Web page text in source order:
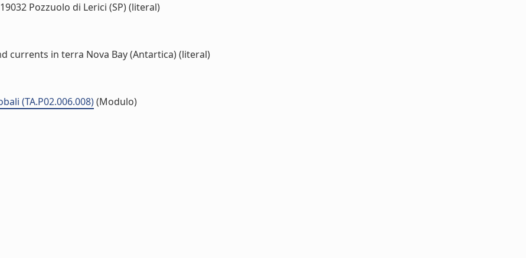
Pozzuolo di Lerici (SP) (literal)
currents in terra Nova Bay (Antartica) (literal)
(TA.P02.006.008)(Modulo)